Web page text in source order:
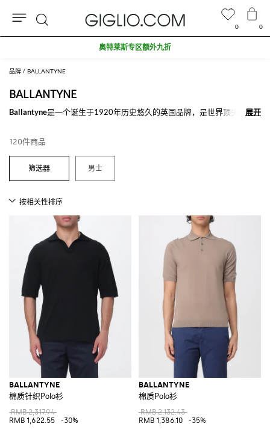
品牌 BALLANTYNE
BALLANTYNE
Ballantyne是一个诞生于1920年历史悠久的英国品牌，是世界顶尖羊绒
统和创新的经典和永恒风格的完美结合。
更多款式请在Giglio.com上购买，不要忘记购物满500欧，我们为您免费
配送。
展开
展开
120件商品
男士
BALLANTYNE
棉质针织Polo衫
RMB 2,317.94
RMB 1,622.55
-30%
BALLANTYNE
棉质Polo衫
RMB 2,132.43
RMB 1,386.10
-35%
0 0
奥特莱斯专区额外九折